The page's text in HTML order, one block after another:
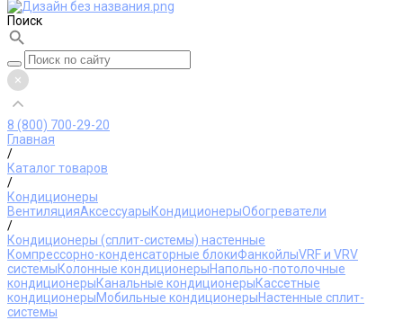
Поиск
8 (800) 700-29-20
Главная
/
Каталог товаров
/
Кондиционеры
ВентиляцияАксессуарыКондиционерыОбогреватели
/
Кондиционеры (сплит-системы) настенные
Компрессорно-конденсаторные блокиФанкойлыVRF и VRV
системыКолонные кондиционерыНапольно-потолочные
кондиционерыКанальные кондиционерыКассетные
кондиционерыМобильные кондиционерыНастенные сплит-
системы